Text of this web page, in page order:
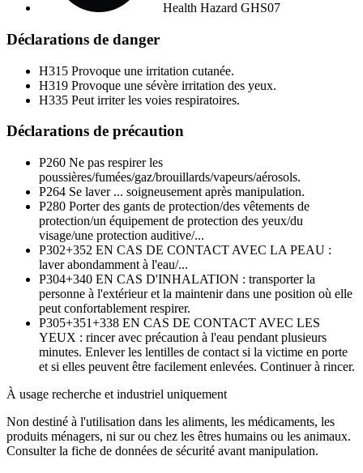
Health Hazard GHS07
Déclarations de danger
H315 Provoque une irritation cutanée.
H319 Provoque une sévère irritation des yeux.
H335 Peut irriter les voies respiratoires.
Déclarations de précaution
P260 Ne pas respirer les
poussières/fumées/gaz/brouillards/vapeurs/aérosols.
P264 Se laver ... soigneusement après manipulation.
P280 Porter des gants de protection/des vêtements de
protection/un équipement de protection des yeux/du
visage/une protection auditive/...
P302+352 EN CAS DE CONTACT AVEC LA PEAU :
laver abondamment à l'eau/...
P304+340 EN CAS D'INHALATION : transporter la
personne à l'extérieur et la maintenir dans une position où elle
peut confortablement respirer.
P305+351+338 EN CAS DE CONTACT AVEC LES
YEUX : rincer avec précaution à l'eau pendant plusieurs
minutes. Enlever les lentilles de contact si la victime en porte
et si elles peuvent être facilement enlevées. Continuer à rincer.
À usage recherche et industriel uniquement
Non destiné à l'utilisation dans les aliments, les médicaments, les
produits ménagers, ni sur ou chez les êtres humains ou les animaux.
Consulter la fiche de données de sécurité avant manipulation.